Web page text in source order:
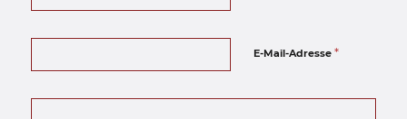
E-Mail-Adresse *